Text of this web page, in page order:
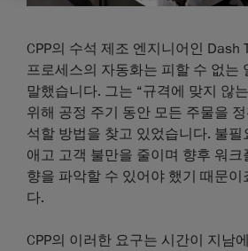
CPP의 수석 제조 엔지니어인 Dash
프로세스의 자동화는 피할 수 없는
말했습니다. 그는 “규격에 맞지 않
위해 공정 주기 동안 모든 주물을
석할 방법을 찾고 있었습니다. 불필
애고 고객 불만을 줄이며 향후 워크
향을 파악할 수 있어야 했기 때문이
다.
CPP의 이러한 요구는 시간이 지남